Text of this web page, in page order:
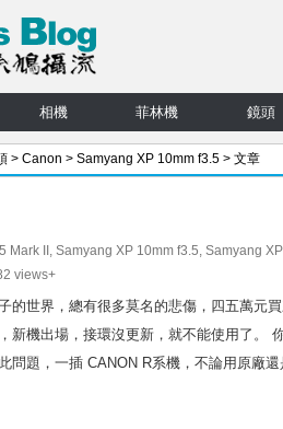
相機 菲林機 鏡頭
> Canon > Samyang XP 10mm f3.5 > 文章
Mark II , Samyang XP 10mm f3.5, Samyang
views+
的世界，總有很多莫名的悲傷，四五萬元
新機出場，接環沒更新，就不能使用了。
問題，一插 CANON R系機，不論用原廠